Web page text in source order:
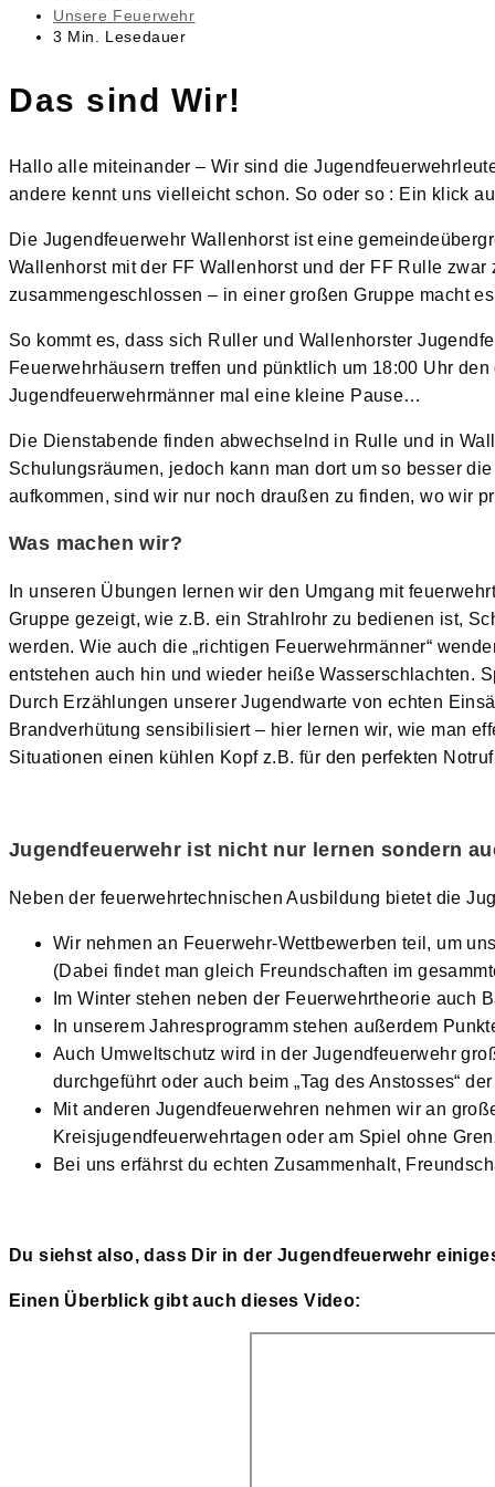
veröffentlicht:
Beitrags-
Kategorie:
Unsere Feuerwehr
Lesedauer:
3 Min. Lesedauer
Das sind Wir!
Hallo alle miteinander – Wir sind die
andere kennt uns vielleicht schon. So oder so : Ein klick
Die Jugendfeuerwehr Wallenhorst ist eine
Wallenhorst mit der FF Wallenhorst und der FF Rulle
zusammengeschlossen – in einer großen Gruppe macht
So kommt es, dass sich Ruller und Wallenhorster
Feuerwehrhäusern treffen und pünktlich um 18:00 Uhr
Jugendfeuerwehrmänner mal eine kleine Pause…
Die Dienstabende finden abwechselnd in Rulle und in
Schulungsräumen, jedoch kann man dort um so besser
aufkommen, sind wir nur noch draußen zu finden, wo wir
Was machen wir?
In unseren Übungen lernen wir den Umgang mit
Gruppe gezeigt, wie z.B. ein Strahlrohr zu bedienen ist,
werden. Wie auch die „richtigen Feuerwehrmänner“
entstehen auch hin und wieder heiße Wasserschlachten.
Durch Erzählungen unserer Jugendwarte von echten
Brandverhütung sensibilisiert – hier lernen wir, wie man
Situationen einen kühlen Kopf z.B. für den perfekten
Jugendfeuerwehr ist nicht nur lernen sondern
Neben der feuerwehrtechnischen Ausbildung bietet die
Wir nehmen an Feuerwehr-Wettbewerben teil, um
(Dabei findet man gleich Freundschaften im
Im Winter stehen neben der Feuerwehrtheorie auch
In unserem Jahresprogramm stehen außerdem
Auch Umweltschutz wird in der Jugendfeuerwehr
durchgeführt oder auch beim „Tag des Anstosses“
Mit anderen Jugendfeuerwehren nehmen wir an
Kreisjugendfeuerwehrtagen oder am Spiel ohne
Bei uns erfährst du echten Zusammenhalt,
Du siehst also, dass Dir in der Jugendfeuerwehr
Einen Überblick gibt auch dieses Video: